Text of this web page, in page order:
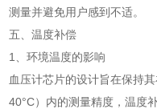
测量并避免用户感到不适。
五、温度补偿
1、环境温度的影响
血压计芯片的设计旨在保持
40°C）内的测量精度，温度